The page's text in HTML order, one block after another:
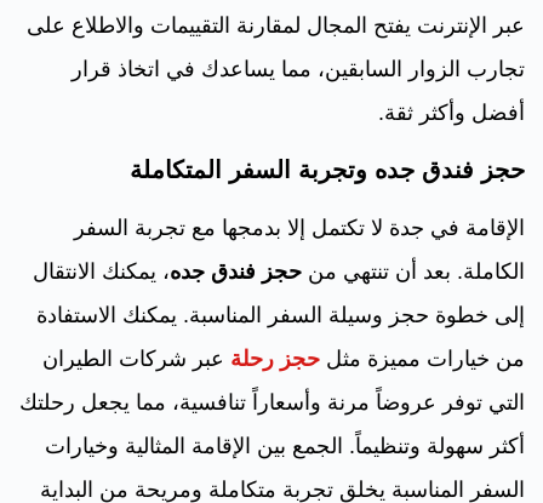
عبر الإنترنت يفتح المجال لمقارنة التقييمات والاطلاع على
تجارب الزوار السابقين، مما يساعدك في اتخاذ قرار
أفضل وأكثر ثقة.
حجز فندق جده وتجربة السفر المتكاملة
الإقامة في جدة لا تكتمل إلا بدمجها مع تجربة السفر
الكاملة. بعد أن تنتهي من حجز فندق جده، يمكنك الانتقال
إلى خطوة حجز وسيلة السفر المناسبة. يمكنك الاستفادة
من خيارات مميزة مثل حجز رحلة عبر شركات الطيران
التي توفر عروضاً مرنة وأسعاراً تنافسية، مما يجعل رحلتك
أكثر سهولة وتنظيماً. الجمع بين الإقامة المثالية وخيارات
السفر المناسبة يخلق تجربة متكاملة ومريحة من البداية